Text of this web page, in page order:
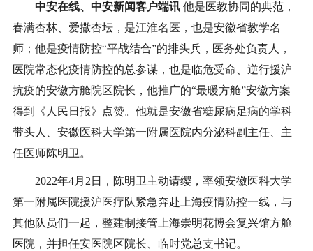
中安在线、中安新闻客户端讯他是医教协同的典范，
春满杏林、爱撒杏坛，是江淮名医，也是安徽省教学名
师；他是疫情防控“平战结合”的排头兵，医务处负责人，
医院常态化疫情防控的总参谋，也是临危受命、逆行援沪
抗疫的安徽方舱院区院长，他推广的“最暖方舱”安徽方案
得到《人民日报》点赞。他就是安徽省糖尿病足病的学科
带头人、安徽医科大学第一附属医院内分泌科副主任、主
任医师陈明卫。
2022年4月2日，陈明卫主动请缨，率领安徽医科大学
第一附属医院援沪医疗队紧急奔赴上海疫情防控一线，与
其他队员们一起，整建制接管上海崇明花博会复兴馆方舱
医院，并担任安医院区院长、临时党总支书记。